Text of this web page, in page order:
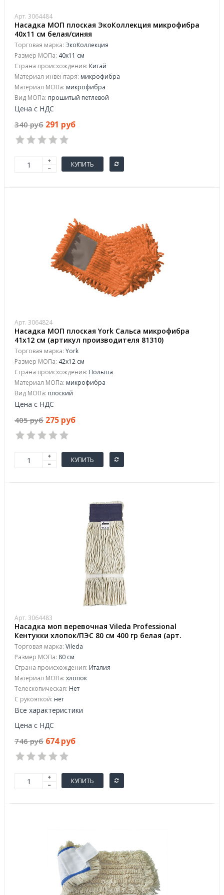
Арт. 3064484
Насадка МОП плоская ЭкоКоллекция микрофибра
40x11 см белая/синяя
Торговая марка: ЭкоКоллекция
Размер МОПа: 40x11 см
Страна происхождения: Китай
Материал инвентаря: микрофибра
Материал МОПа: микрофибра
Вид МОПа: прошитый петлевой
Цена с НДС
340 руб 291 руб
КУПИТЬ
Арт. 3064824
Насадка МОП плоская York Сальса микрофибра
41х12 см (артикул производителя 81310)
Торговая марка: York
Размер МОПа: 42х12 см
Страна происхождения: Польша
Материал МОПа: микрофибра
Вид МОПа: плоский
Цена с НДС
405 руб 275 руб
КУПИТЬ
Арт. 3064483
Насадка моп веревочная Vileda Professional
Кентукки хлопок/ПЭС 80 см 400 гр белая (арт.
производителя 118084)
Торговая марка: Vileda
Размер МОПа: 80 см
Страна происхождения: Италия
Материал МОПа: хлопок
Телескопическая: Нет
С рукояткой: нет
Все характеристики
Цена с НДС
746 руб 674 руб
КУПИТЬ